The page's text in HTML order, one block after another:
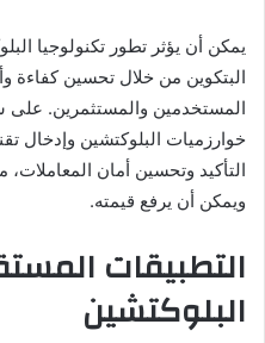
يمكن أن يؤثر تطور تكنولوجيا
البتكوين من خلال تحسين كفاءة
المستخدمين والمستثمرين. على
خوارزميات البلوكتشين وإدخال
التأكيد وتحسين أمان المعاملات،
ويمكن أن يرفع قيمته.
التطبيقات
البلوكتشين